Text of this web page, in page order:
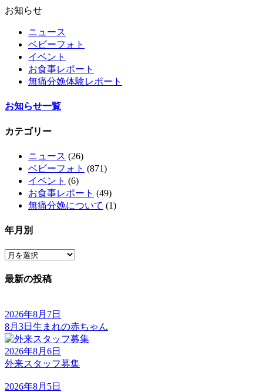
お知らせ
ニュース
ベビーフォト
イベント
お食事レポート
無痛分娩体験レポート
お知らせ一覧
カテゴリー
ニュース (26)
ベビーフォト (871)
イベント (6)
お食事レポート (49)
無痛分娩について (1)
年月別
最新の投稿
2026年8月7日
8月3日生まれの赤ちゃん
2026年8月6日
外来スタッフ募集
2026年8月5日